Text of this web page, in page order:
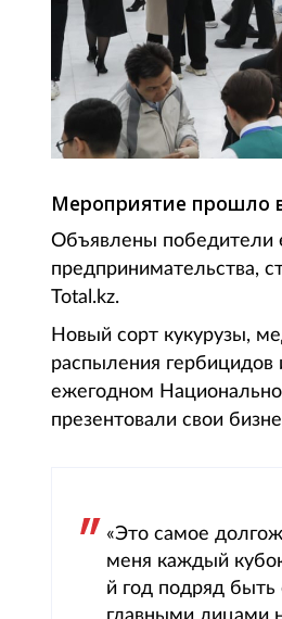
Мероприятие прошло
Объявлены победители
предпринимательства,
Total.kz.
Новый сорт кукурузы,
распыления гербицидов
ежегодном
презентовали свои
«Это самое
меня каждый
й год подряд быть